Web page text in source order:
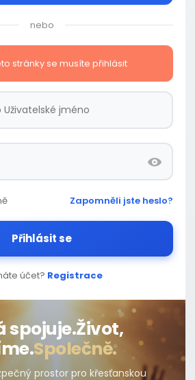
nebo
stránky se musíte přihlásit
Zapomněli jste heslo?
Přihlásit se
účet? Registrace
spojuje.Život,
Společně.
prostor pro křesťanskou